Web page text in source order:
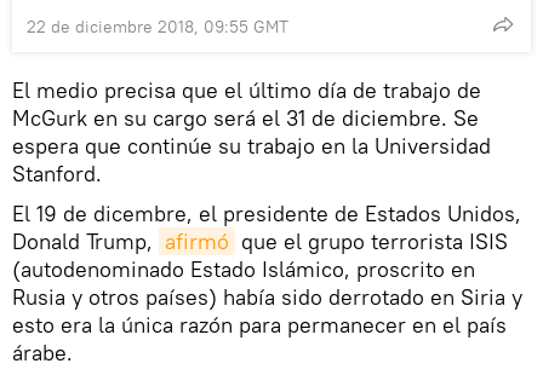
22 de diciembre 2018, 09:55 GMT
El medio precisa que el último día de trabajo de
McGurk en su cargo será el 31 de diciembre. Se
espera que continúe su trabajo en la Universidad
Stanford.
El 19 de dicembre, el presidente de Estados Unidos,
Donald Trump, afirmó que el grupo terrorista ISIS
(autodenominado Estado Islámico, proscrito en
Rusia y otros países) había sido derrotado en Siria y
esto era la única razón para permanecer en el país
árabe.